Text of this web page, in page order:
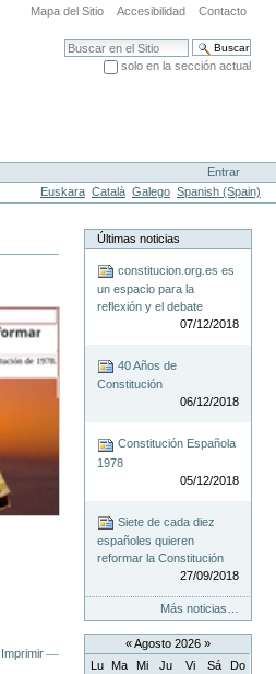
Mapa del Sitio Accesibilidad Contacto
Buscar
solo en la sección actual
Entrar
Euskara Català Galego Spanish (Spain)
Imprimir
Últimas noticias
constitucion.org.es es
un espacio para la
reflexión y el debate
07/12/2018
40 Años de
Constitución
06/12/2018
Constitución Española
1978
05/12/2018
Siete de cada diez
españoles quieren
reformar la Constitución
27/09/2018
Más noticias…
«Agosto 2026 »
Lu Ma Mi Ju Vi Sá Do